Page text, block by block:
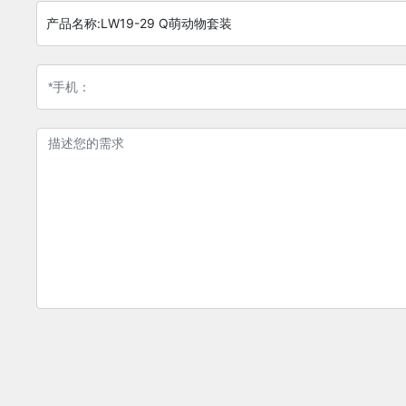
产品名称:LW19-29 Q萌动物套装